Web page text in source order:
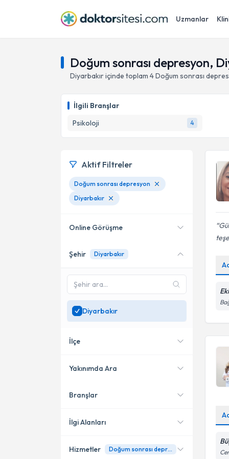
Uzmanlar
Doğum sonrası depresyon,
Diyarbakıriçinde toplam 4Doğum sonrası
İlgili Branşlar
Psikoloji
4
Aktif Filtreler
Doğum sonrası depresyon
Diyarbakır
Online Görüşme
Online danışmanlık sunan
SadeceDiyarbakır
bölgesinde uzman ara
Şehir Diyarbakır
Diyarbakır
İlçe
Kayapınar
Bağlar
Yakınımda Ara
Konumuma yakın uzmanları
Branşlar
Psikoloji
İlgi Alanları
Hizmetler Doğum sonrası depresyon